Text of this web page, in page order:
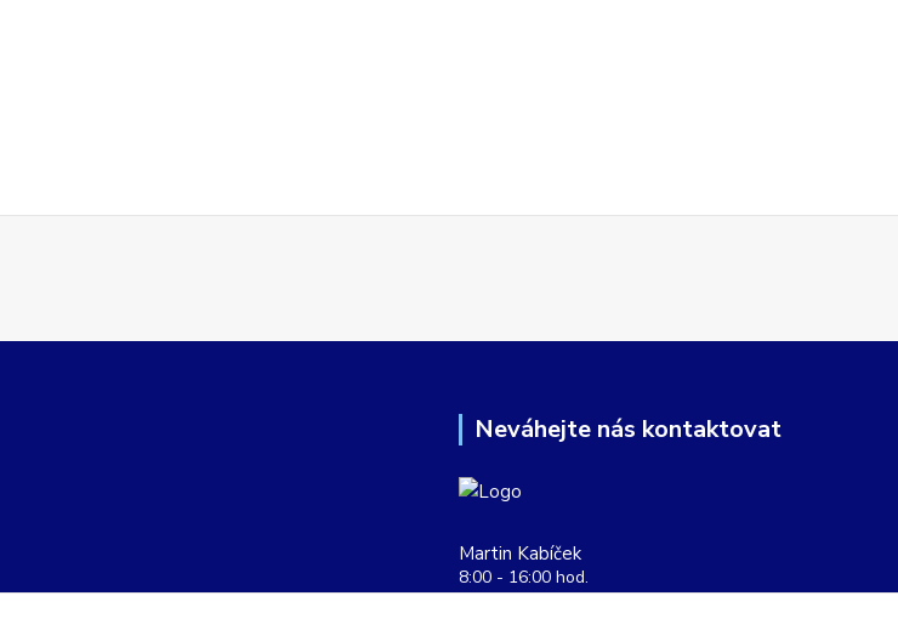
Neváhejte nás kontaktovat
Martin Kabíček
8:00 - 16:00 hod.